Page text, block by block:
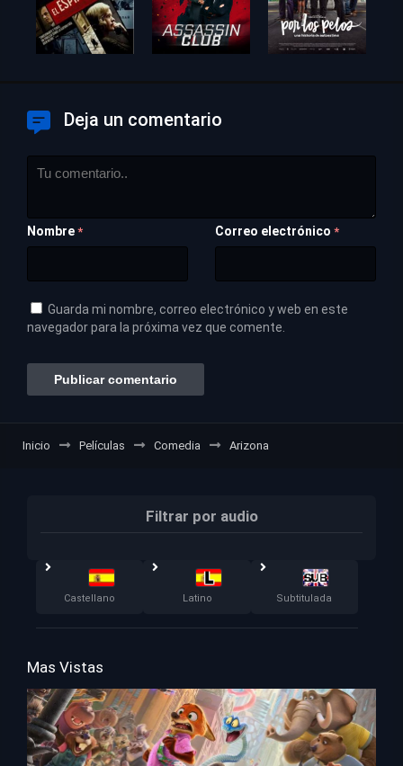
Deja un comentario
Nombre * Correo electrónico *
Guarda mi nombre, correo electrónico y web en este
navegador para la próxima vez que comente.
Inicio Películas Comedia Arizona
Filtrar por audio
Castellano Latino Subtitulada
Mas Vistas